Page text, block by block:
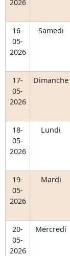
2026
16-
05-
2026
Samedi
17-
05-
2026
Dimanche
18-
05-
2026
Lundi
19-
05-
2026
Mardi
20-
05-
2026
Mercredi